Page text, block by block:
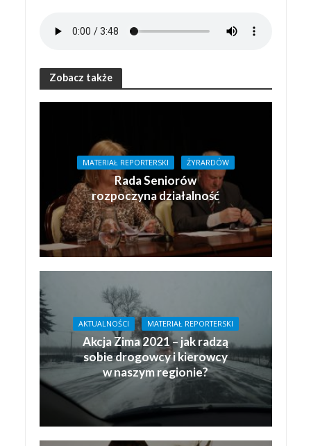
Zobacz także
MATERIAŁ REPORTERSKI ŻYRARDÓW
Rada Seniorów
rozpoczyna działalność
AKTUALNOŚCI MATERIAŁ REPORTERSKI
Akcja Zima 2021 – jak radzą
sobie drogowcy i kierowcy
w naszym regionie?